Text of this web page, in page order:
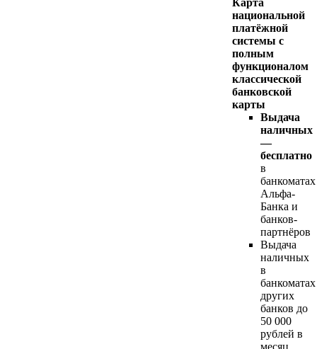
Карта
национальной
платёжной
системы с
полным
функционалом
классической
банковской
карты
Выдача
наличных
—
бесплатно
в
банкоматах
Альфа-
Банка и
банков-
партнёров
Выдача
наличных
в
банкоматах
других
банков до
50 000
рублей в